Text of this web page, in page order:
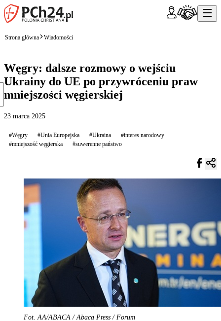
Strona główna Wiadomości
Węgry: dalsze rozmowy o wejściu
Ukrainy do UE po przywróceniu praw
mniejszości węgierskiej
23 marca 2025
#Węgry #Unia Europejska #Ukraina
#interes narodowy
#mniejszość węgierska
#suwerenne państwo
Fot. AA/ABACA / Abaca Press / Forum